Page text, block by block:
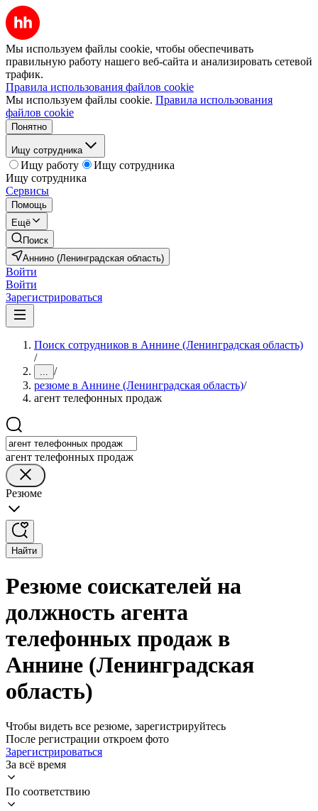
Мы используем файлы cookie, чтобы обеспечивать
правильную работу нашего веб-сайта и анализировать сетевой
трафик.
Правила использования файлов cookie
Мы используем файлы cookie. Правила использования
файлов cookie
Понятно
Ищу сотрудника
Ищу работу
Ищу сотрудника
Ищу сотрудника
Сервисы
Помощь
Ещё
Поиск
Аннино (Ленинградская область)
Войти
Войти
Зарегистрироваться
Поиск сотрудников в Аннине (Ленинградская область)
/
... /
резюме в Аннине (Ленинградская область)/
агент телефонных продаж
агент телефонных продаж
Резюме
Найти
Резюме соискателей на
должность агента
телефонных продаж в
Аннине (Ленинградская
область)
Чтобы видеть все резюме, зарегистрируйтесь
После регистрации откроем фото
Зарегистрироваться
За всё время
По соответствию